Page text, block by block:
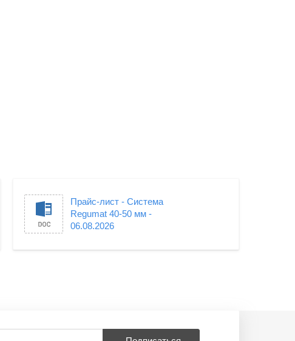
Прайс-лист - Система
Regumat 40-50 мм -
06.08.2026